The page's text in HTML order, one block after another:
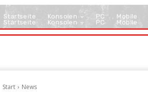
Startseite Konsolen PC Mobile
Startseite Konsolen PC Mobile
Start News